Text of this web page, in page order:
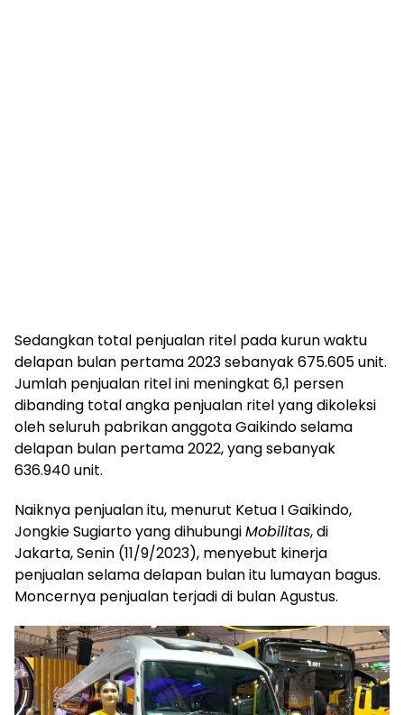
Sedangkan total penjualan ritel pada kurun waktu
delapan bulan pertama 2023 sebanyak 675.605 unit.
Jumlah penjualan ritel ini meningkat 6,1 persen
dibanding total angka penjualan ritel yang dikoleksi
oleh seluruh pabrikan anggota Gaikindo selama
delapan bulan pertama 2022, yang sebanyak
636.940 unit.
Naiknya penjualan itu, menurut Ketua I Gaikindo,
Jongkie Sugiarto yang dihubungiMobilitas, di
Jakarta, Senin (11/9/2023), menyebut kinerja
penjualan selama delapan bulan itu lumayan bagus.
Moncernya penjualan terjadi di bulan Agustus.